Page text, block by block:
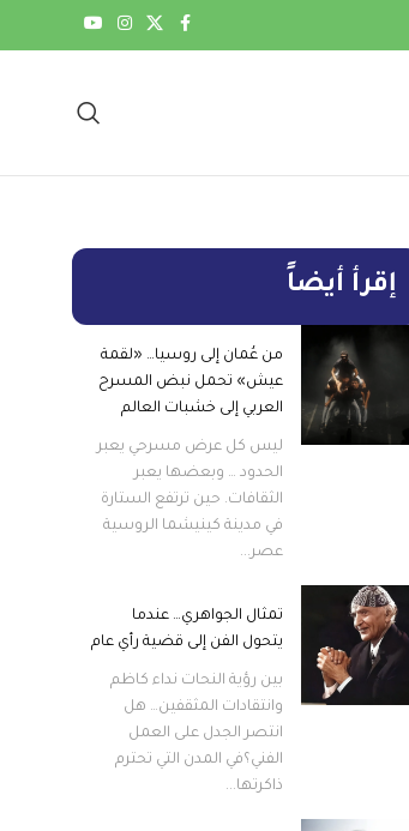
إقرأ أيضاً
من عُمان إلى روسيا… «لقمة
عيش» تحمل نبض المسرح
العربي إلى خشبات العالم
ليس كل عرض مسرحي يعبر
الحدود … وبعضها يعبر
الثقافات. حين ترتفع الستارة
في مدينة كينيشما الروسية
عصر...
تمثال الجواهري… عندما
يتحول الفن إلى قضية رأي عام
بين رؤية النحات نداء كاظم
وانتقادات المثقفين… هل
انتصر الجدل على العمل
الفني؟في المدن التي تحترم
ذاكرتها...